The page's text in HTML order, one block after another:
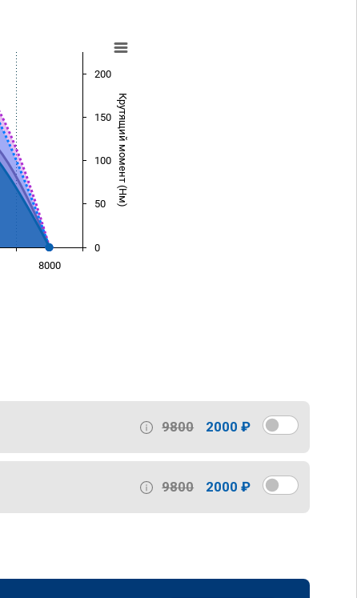
Крутящий момент (Нм)
8000
0
50
100
150
200
9800 2000 ₽
9800 2000 ₽